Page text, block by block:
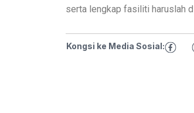
serta lengkap fasiliti haruslah
Kongsi ke Media Sosial: